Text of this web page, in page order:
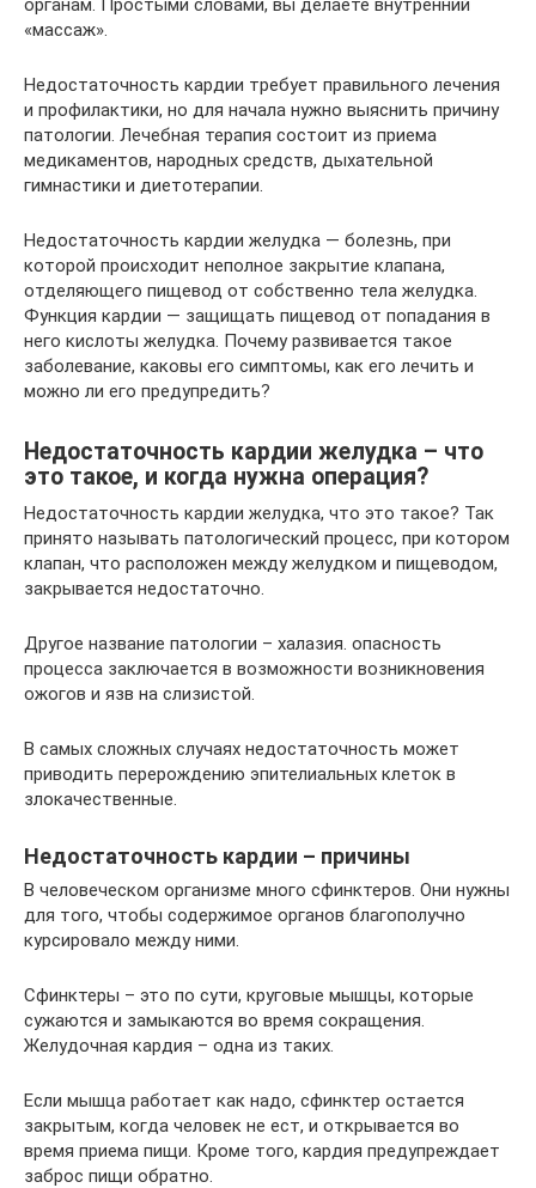
«массаж».
Недостаточность кардии требует правильного лечения
и профилактики, но для начала нужно выяснить причину
патологии. Лечебная терапия состоит из приема
медикаментов, народных средств, дыхательной
гимнастики и диетотерапии.
Недостаточность кардии желудка — болезнь, при
которой происходит неполное закрытие клапана,
отделяющего пищевод от собственно тела желудка.
Функция кардии — защищать пищевод от попадания в
него кислоты желудка. Почему развивается такое
заболевание, каковы его симптомы, как его лечить и
можно ли его предупредить?
Недостаточность кардии желудка – что
это такое, и когда нужна операция?
Недостаточность кардии желудка, что это такое? Так
принято называть патологический процесс, при котором
клапан, что расположен между желудком и пищеводом,
закрывается недостаточно.
Другое название патологии – халазия. опасность
процесса заключается в возможности возникновения
ожогов и язв на слизистой.
В самых сложных случаях недостаточность может
приводить перерождению эпителиальных клеток в
злокачественные.
Недостаточность кардии – причины
В человеческом организме много сфинктеров. Они нужны
для того, чтобы содержимое органов благополучно
курсировало между ними.
Сфинктеры – это по сути, круговые мышцы, которые
сужаются и замыкаются во время сокращения.
Желудочная кардия – одна из таких.
Если мышца работает как надо, сфинктер остается
закрытым, когда человек не ест, и открывается во
время приема пищи. Кроме того, кардия предупреждает
заброс пищи обратно.